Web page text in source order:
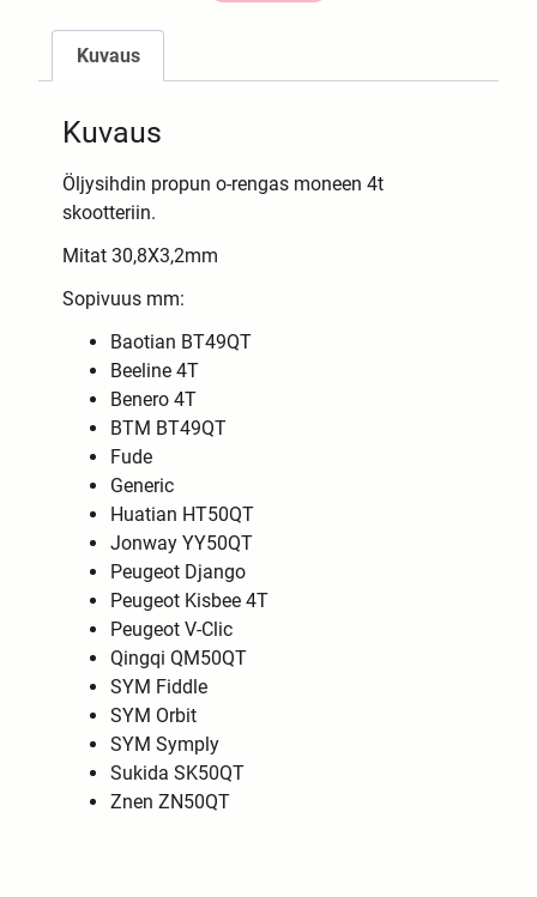
Kuvaus
Kuvaus
Öljysihdin propun o-rengas moneen 4t
skootteriin.
Mitat 30,8X3,2mm
Sopivuus mm:
Baotian BT49QT
Beeline 4T
Benero 4T
BTM BT49QT
Fude
Generic
Huatian HT50QT
Jonway YY50QT
Peugeot Django
Peugeot Kisbee 4T
Peugeot V-Clic
Qingqi QM50QT
SYM Fiddle
SYM Orbit
SYM Symply
Sukida SK50QT
Znen ZN50QT